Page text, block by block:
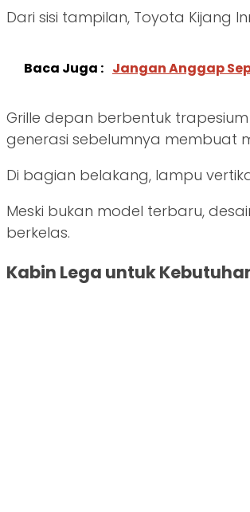
Dari sisi tampilan, Toyota Kijang
Baca Juga : Jangan Anggap
Grille depan berbentuk
generasi sebelumnya membuat
Di bagian belakang, lampu
Meski bukan model terbaru,
berkelas.
Kabin Lega untuk